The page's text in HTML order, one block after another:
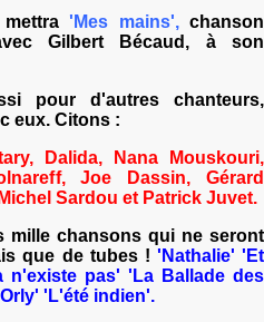
mettra'Mes mains',chanson
Gilbert Bécaud, à son
pour d'autres chanteurs,
eux. Citons :
Dalida, Nana Mouskouri,
Joe Dassin, Gérard
Sardou et Patrick Juvet.
mille chansons qui ne seront
que de tubes ! 'Nathalie' 'Et
n'existe pas' 'La Ballade des
'L'été indien'.